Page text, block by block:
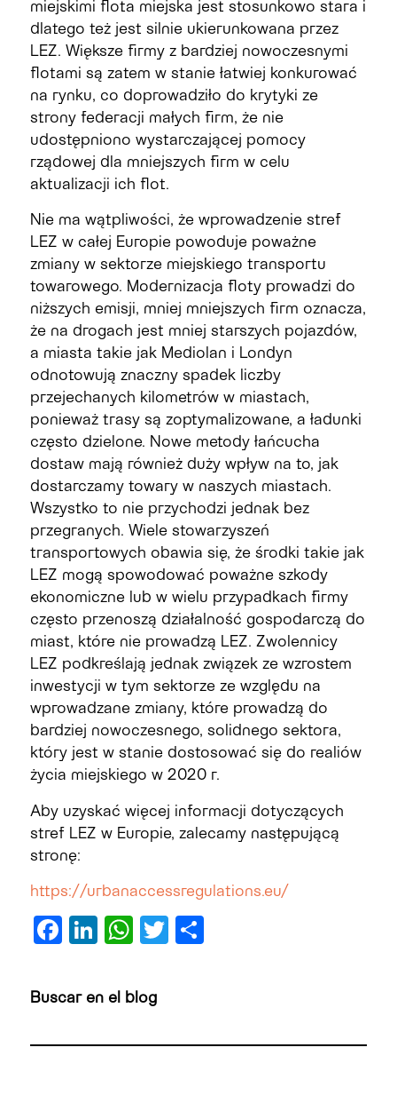
miejskimi flota miejska jest stosunkowo stara i
dlatego też jest silnie ukierunkowana przez
LEZ. Większe firmy z bardziej nowoczesnymi
flotami są zatem w stanie łatwiej konkurować
na rynku, co doprowadziło do krytyki ze
strony federacji małych firm, że nie
udostępniono wystarczającej pomocy
rządowej dla mniejszych firm w celu
aktualizacji ich flot.
Nie ma wątpliwości, że wprowadzenie stref
LEZ w całej Europie powoduje poważne
zmiany w sektorze miejskiego transportu
towarowego. Modernizacja floty prowadzi do
niższych emisji, mniej mniejszych firm oznacza,
że ​​na drogach jest mniej starszych pojazdów,
a miasta takie jak Mediolan i Londyn
odnotowują znaczny spadek liczby
przejechanych kilometrów w miastach,
ponieważ trasy są zoptymalizowane, a ładunki
często dzielone. Nowe metody łańcucha
dostaw mają również duży wpływ na to, jak
dostarczamy towary w naszych miastach.
Wszystko to nie przychodzi jednak bez
przegranych. Wiele stowarzyszeń
transportowych obawia się, że środki takie jak
LEZ mogą spowodować poważne szkody
ekonomiczne lub w wielu przypadkach firmy
często przenoszą działalność gospodarczą do
miast, które nie prowadzą LEZ. Zwolennicy
LEZ podkreślają jednak związek ze wzrostem
inwestycji w tym sektorze ze względu na
wprowadzane zmiany, które prowadzą do
bardziej nowoczesnego, solidnego sektora,
który jest w stanie dostosować się do realiów
życia miejskiego w 2020 r.
Aby uzyskać więcej informacji dotyczących
stref LEZ w Europie, zalecamy następującą
stronę:
https://urbanaccessregulations.eu/
Facebook
LinkedIn
WhatsApp
Twitter
Share
Buscar en el blog